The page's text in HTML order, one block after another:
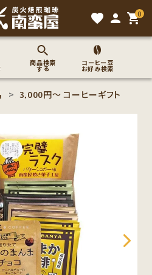
favorite person 0
shopping_cart
商品検索
する
コーヒー豆
お好み検索
search
規会員登録
3,000円〜 コーヒーギフト